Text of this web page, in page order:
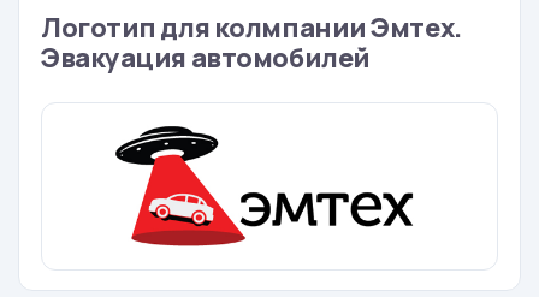
Логотип для колмпании Эмтех.
Эвакуация автомобилей